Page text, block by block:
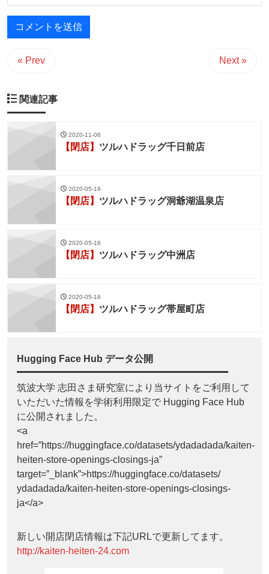
« Prev Next »
関連記事
2020-11-06
【閉店】 ツルハドラッグ千日前店
2020-05-16
【閉店】 ツルハドラッグ洞爺湖温泉店
2020-05-16
【閉店】 ツルハドラッグ中洲店
2020-05-16
【閉店】 ツルハドラッグ帯屋町店
Hugging Face Hub データ公開
筑波大学 志田さま研究室により当サイトをご利用して
いただいた情報を学術利用限定で Hugging Face Hub
に公開されました。
<a
href=”https://huggingface.co/datasets/ydadadada/kaiten-
heiten-store-openings-closings-ja”
target=”_blank”>https://huggingface.co/datasets/
ydadadada/kaiten-heiten-store-openings-closings-
ja</a>
新しい開店閉店情報は下記URLで更新してます。
http://kaiten-heiten-24.com